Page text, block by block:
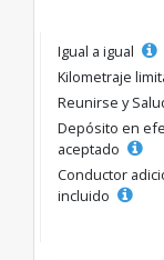
Igual a igual
Kilometraje
Reunirse y
Depósito en
aceptado
Conductor
incluido